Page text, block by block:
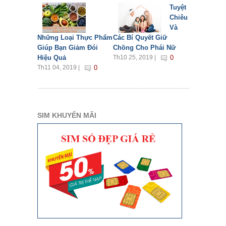
Những Loại Thực Phẩm
Giúp Bạn Giảm Đói
Hiệu Quả
Th11 04, 2019 | 0
Tuyệt
Chiêu
Và
Các Bí Quyết Giữ
Chồng Cho Phái Nữ
Th10 25, 2019 | 0
SIM KHUYẾN MÃI